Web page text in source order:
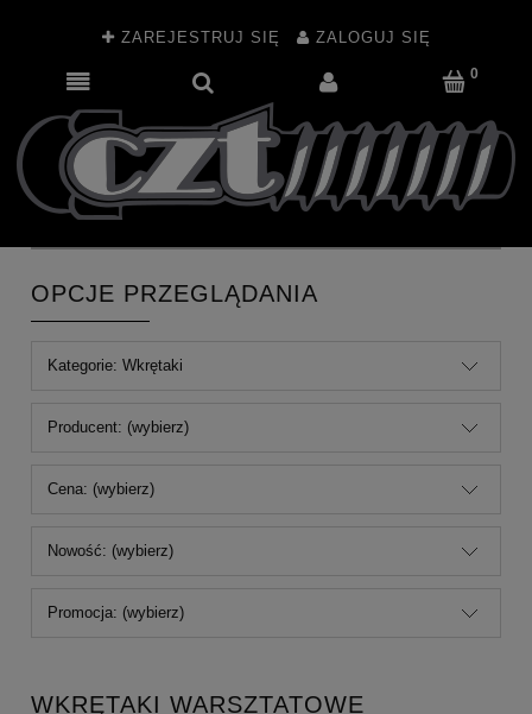
ZAREJESTRUJ SIĘ ZALOGUJ SIĘ
OPCJE PRZEGLĄDANIA
Kategorie: Wkrętaki
Producent: (wybierz)
Cena: (wybierz)
Nowość: (wybierz)
Promocja: (wybierz)
WKRĘTAKI WARSZTATOWE